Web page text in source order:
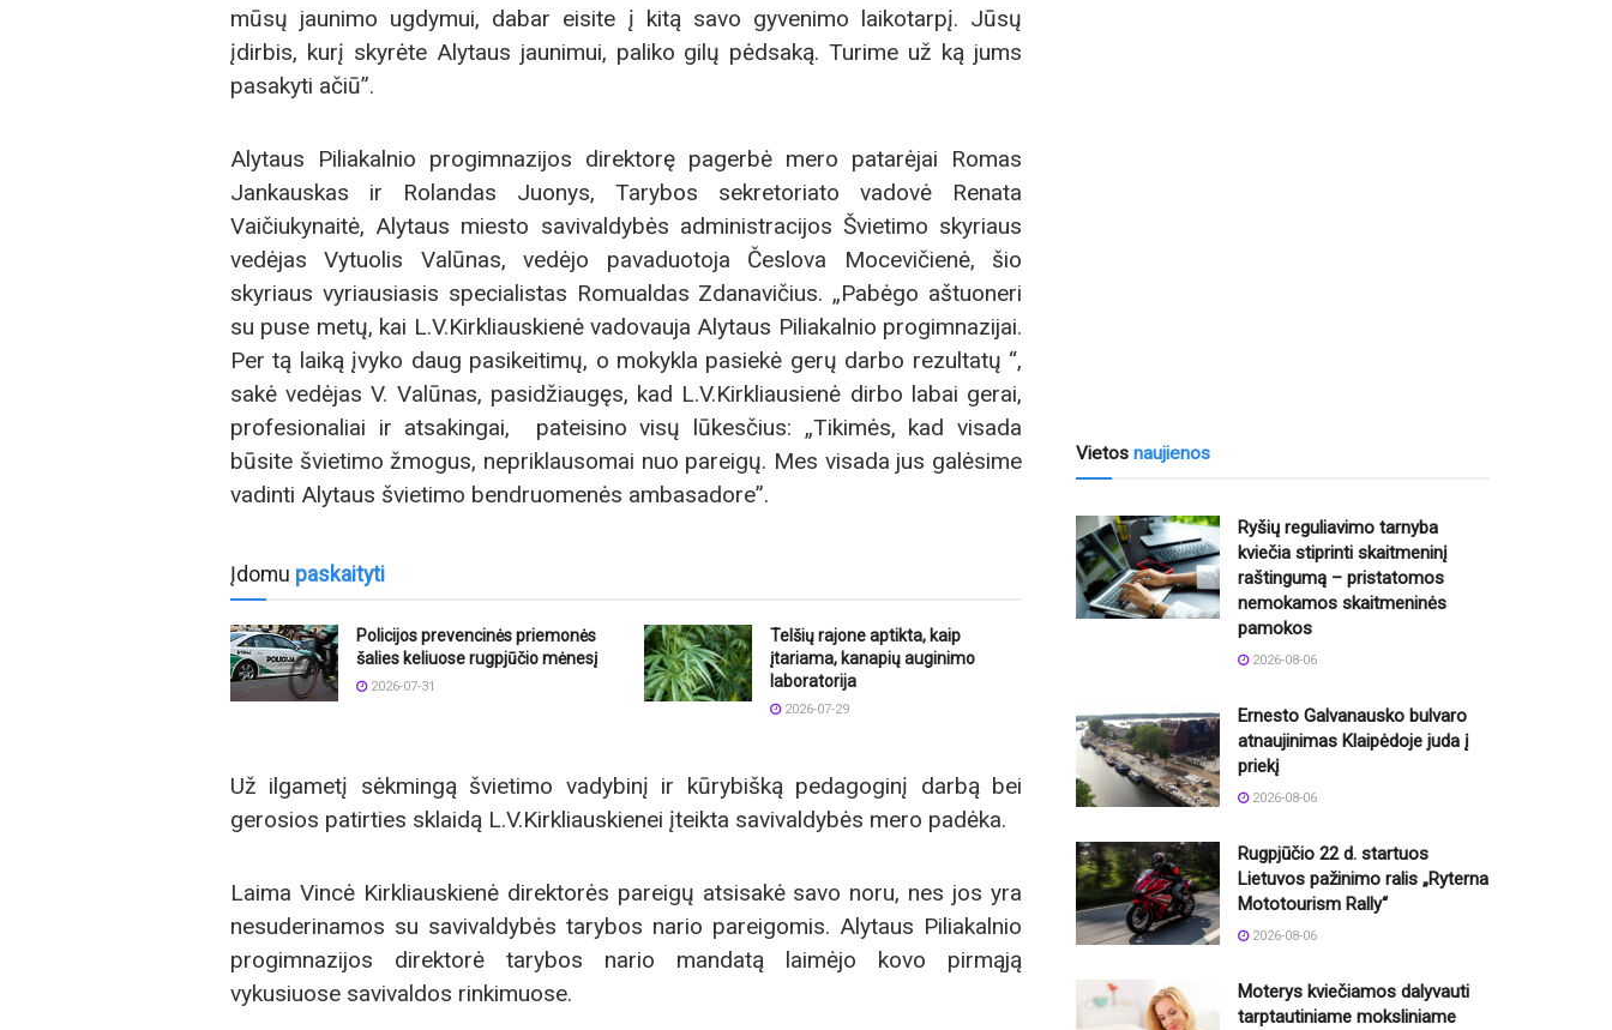
mūsų jaunimo ugdymui, dabar eisite į kitą savo gyvenimo laikotarpį. Jūsų
įdirbis, kurį skyrėte Alytaus jaunimui, paliko gilų pėdsaką. Turime už ką jums
pasakyti ačiū”.
Alytaus Piliakalnio progimnazijos direktorę pagerbė mero patarėjai Romas
Jankauskas ir Rolandas Juonys, Tarybos sekretoriato vadovė Renata
Vaičiukynaitė, Alytaus miesto savivaldybės administracijos Švietimo skyriaus
vedėjas Vytuolis Valūnas, vedėjo pavaduotoja Česlova Mocevičienė, šio
skyriaus vyriausiasis specialistas Romualdas Zdanavičius. „Pabėgo aštuoneri
su puse metų, kai L.V.Kirkliauskienė vadovauja Alytaus Piliakalnio progimnazijai.
Per tą laiką įvyko daug pasikeitimų, o mokykla pasiekė gerų darbo rezultatų “,
sakė vedėjas V. Valūnas, pasidžiaugęs, kad L.V.Kirkliausienė dirbo labai gerai,
profesionaliai ir atsakingai, pateisino visų lūkesčius: „Tikimės, kad visada
būsite švietimo žmogus, nepriklausomai nuo pareigų. Mes visada jus galėsime
vadinti Alytaus švietimo bendruomenės ambasadore”.
Įdomu paskaityti
Policijos prevencinės priemonės
šalies keliuose rugpjūčio mėnesį
2026-07-31
Telšių rajone aptikta, kaip
įtariama, kanapių auginimo
laboratorija
2026-07-29
Už ilgametį sėkmingą švietimo vadybinį ir kūrybišką pedagoginį darbą bei
gerosios patirties sklaidą L.V.Kirkliauskienei įteikta savivaldybės mero padėka.
Laima Vincė Kirkliauskienė direktorės pareigų atsisakė savo noru, nes jos yra
nesuderinamos su savivaldybės tarybos nario pareigomis. Alytaus Piliakalnio
progimnazijos direktorė tarybos nario mandatą laimėjo kovo pirmąją
vykusiuose savivaldos rinkimuose.
Vietos naujienos
Ryšių reguliavimo tarnyba
kviečia stiprinti skaitmeninį
raštingumą – pristatomos
nemokamos skaitmeninės
pamokos
2026-08-06
Ernesto Galvanausko bulvaro
atnaujinimas Klaipėdoje juda į
priekį
2026-08-06
Rugpjūčio 22 d. startuos
Lietuvos pažinimo ralis „Ryterna
Mototourism Rally“
2026-08-06
Moterys kviečiamos dalyvauti
tarptautiniame moksliniame